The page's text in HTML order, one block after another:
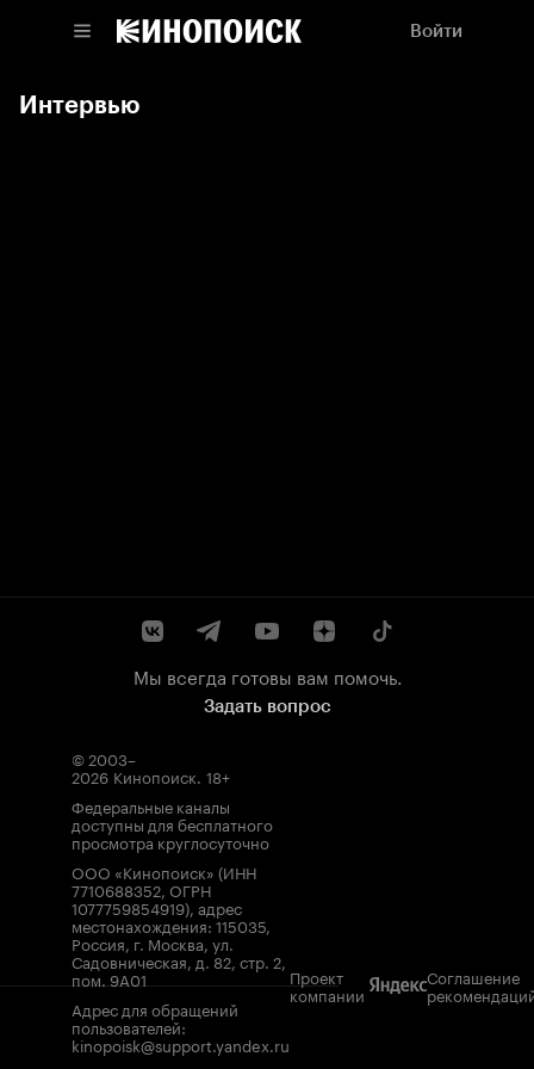
Войти
Интервью
Мы всегда готовы вам помочь.
Задать вопрос
© 2003–
2026 Кинопоиск. 18+
Федеральные каналы
доступны для бесплатного
просмотра круглосуточно
ООО «Кинопоиск» (ИНН
7710688352, ОГРН
1077759854919), адрес
местонахождения: 115035,
Россия, г. Москва, ул.
Садовническая, д. 82, стр. 2,
пом. 9А01
Адрес для обращений
пользователей:
kinopoisk@support.yandex.ru
Проект
компании
Соглашение